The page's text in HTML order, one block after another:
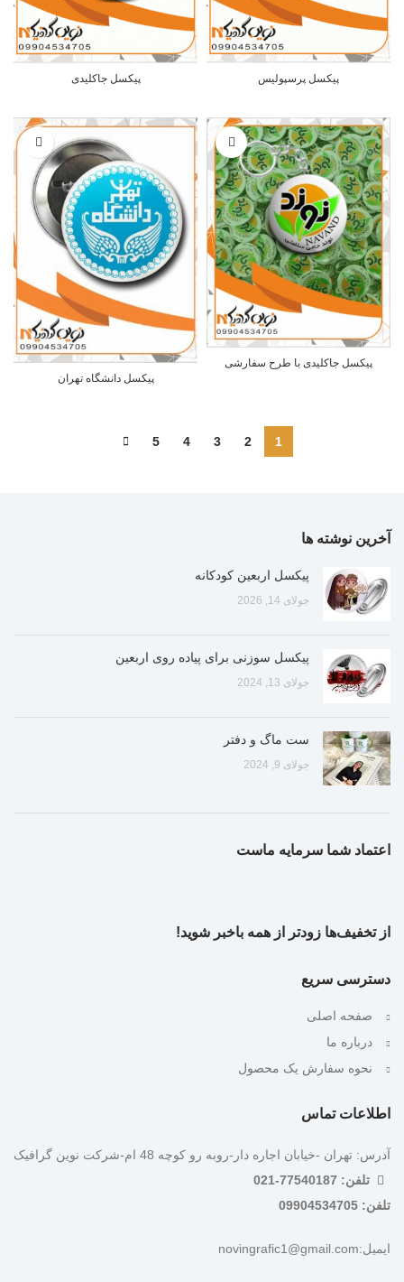
پیکسل پرسپولیس پیکسل جاکلیدی
پیکسل جاکلیدی با طرح سفارشی
پیکسل دانشگاه تهران
1
2
3
4
5
آخرین نوشته ها
پیکسل اربعین کودکانه
جولای 14, 2026
پیکسل سوزنی برای پیاده روی اربعین
جولای 13, 2024
ست ماگ و دفتر
جولای 9, 2024
اعتماد شما سرمایه ماست
از تخفیف‌ها زودتر از همه باخبر شوید!
دسترسی سریع
صفحه اصلی
درباره ما
نحوه سفارش یک محصول
اطلاعات تماس
آدرس: تهران -خیابان اجاره دار-روبه رو کوچه 48 ام-شرکت نوین گرافیک
تلفن: 77540187-021
تلفن: 09904534705
ایمیل:novingrafic1@gmail.com